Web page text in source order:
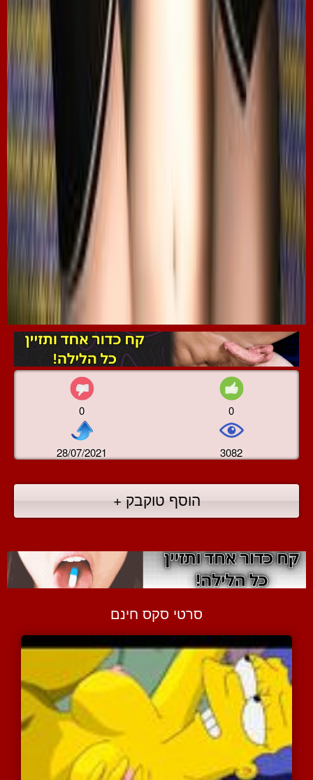
0 0
28/07/2021 3082
הוסף טוקבק +
סרטי סקס חינם